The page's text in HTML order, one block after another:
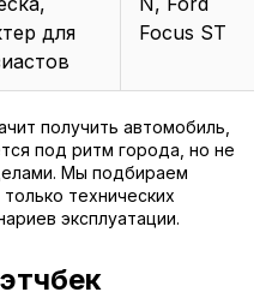
для
Focus ST
получить автомобиль,
под ритм города, но не
Мы подбираем
технических
эксплуатации.